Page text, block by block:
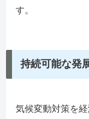
す。
持続可能な発
気候変動対策を